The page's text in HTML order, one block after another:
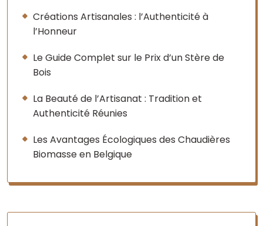
Créations Artisanales : l’Authenticité à
l’Honneur
Le Guide Complet sur le Prix d’un Stère de
Bois
La Beauté de l’Artisanat : Tradition et
Authenticité Réunies
Les Avantages Écologiques des Chaudières
Biomasse en Belgique